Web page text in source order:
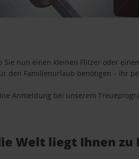
nun einen kleinen Flitzer oder
den Familienurlaub benötigen – Ihr
Anmeldung bei unserem
Welt liegt Ihnen zu